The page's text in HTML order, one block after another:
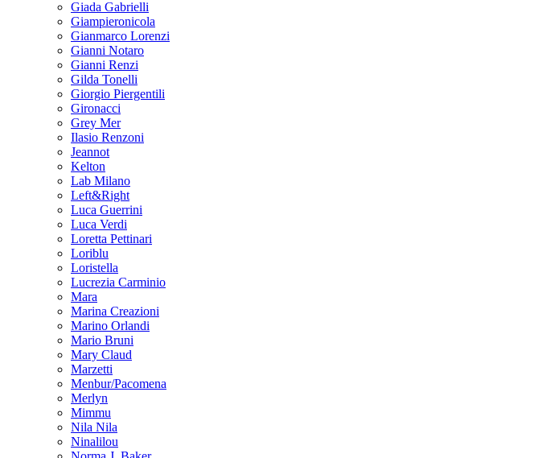
Giada Gabrielli
Giampieronicola
Gianmarco Lorenzi
Gianni Notaro
Gianni Renzi
Gilda Tonelli
Giorgio Piergentili
Gironacci
Grey Mer
Ilasio Renzoni
Jeannot
Kelton
Lab Milano
Left&Right
Luca Guerrini
Luca Verdi
Loretta Pettinari
Loriblu
Loristella
Lucrezia Carminio
Mara
Marina Creazioni
Marino Orlandi
Mario Bruni
Mary Claud
Marzetti
Menbur/Pacomena
Merlyn
Mimmu
Nila Nila
Ninalilou